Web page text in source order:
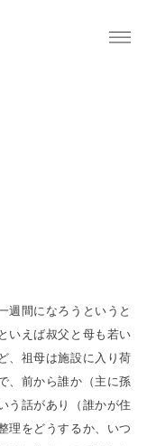
週間になろうというと
いえば叔父と母も若い
、祖母は施設に入り荷
、前から誰か（主に孫
う話があり（誰かが住
理をどうするか、いつ